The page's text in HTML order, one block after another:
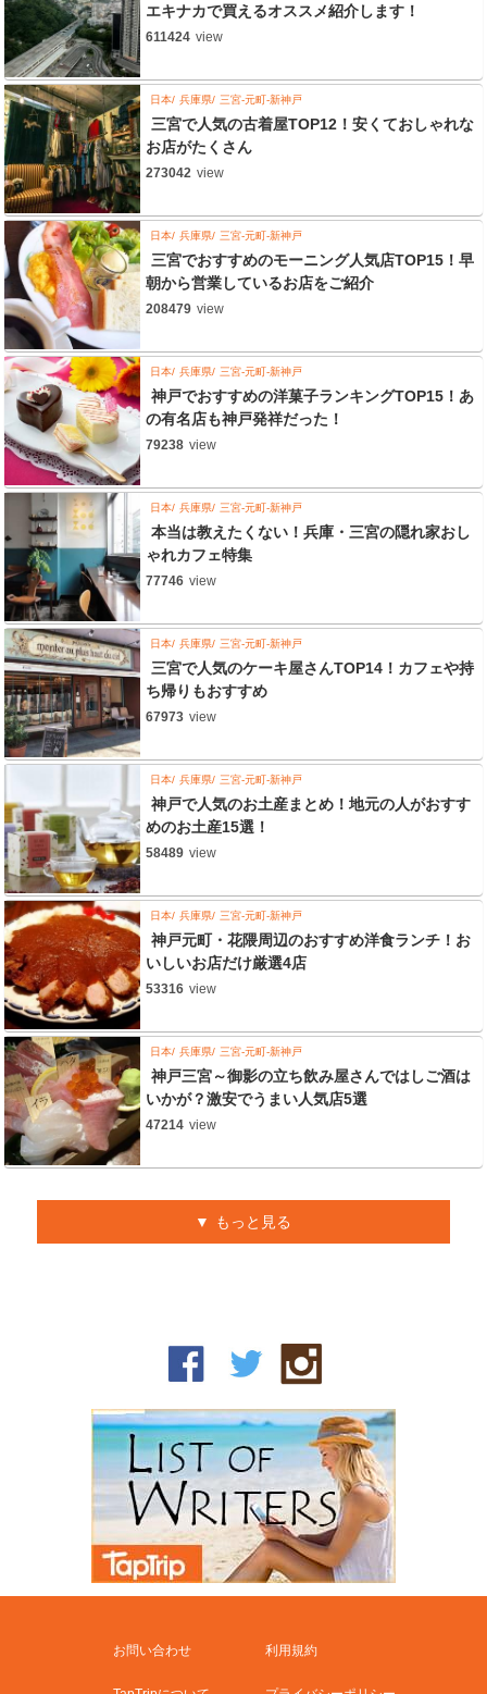
エキナカで買えるオススメ紹介します！
611424 view
日本 兵庫県 三宮-元町-新神戸
三宮で人気の古着屋TOP12！安くておしゃれな
お店がたくさん
273042 view
日本 兵庫県 三宮-元町-新神戸
三宮でおすすめのモーニング人気店TOP15！早
朝から営業しているお店をご紹介
208479 view
日本 兵庫県 三宮-元町-新神戸
神戸でおすすめの洋菓子ランキングTOP15！あ
の有名店も神戸発祥だった！
79238 view
日本 兵庫県 三宮-元町-新神戸
本当は教えたくない！兵庫・三宮の隠れ家おし
ゃれカフェ特集
77746 view
日本 兵庫県 三宮-元町-新神戸
三宮で人気のケーキ屋さんTOP14！カフェや持
ち帰りもおすすめ
67973 view
日本 兵庫県 三宮-元町-新神戸
神戸で人気のお土産まとめ！地元の人がおすす
めのお土産15選！
58489 view
日本 兵庫県 三宮-元町-新神戸
神戸元町・花隈周辺のおすすめ洋食ランチ！お
いしいお店だけ厳選4店
53316 view
日本 兵庫県 三宮-元町-新神戸
神戸三宮～御影の立ち飲み屋さんではしご酒は
いかが？激安でうまい人気店5選
47214 view
もっと見る
お問い合わせ 利用規約